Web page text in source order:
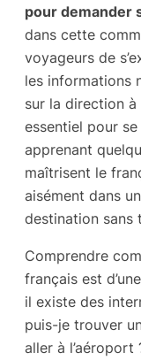
pour demander
dans cette
voyageurs de
les informations
sur la direction à
essentiel pour
apprenant
maîtrisent le
aisément dans
destination sans
Comprendre
français est
il existe des
puis-je trouver
aller à l’aéroport